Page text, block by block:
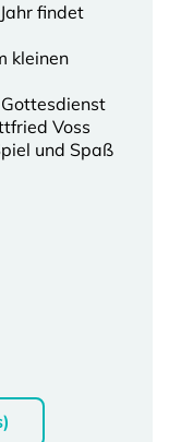
findet
kleinen
Voss
und Spaß